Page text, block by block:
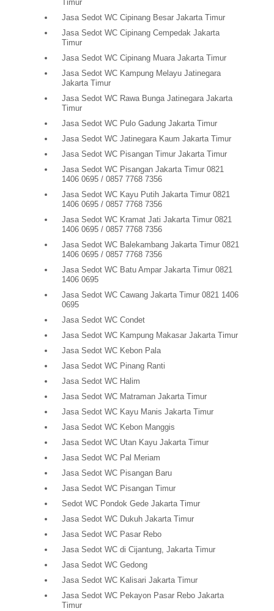
Timur
Jasa Sedot WC Cipinang Besar Jakarta Timur
Jasa Sedot WC Cipinang Cempedak Jakarta
Timur
Jasa Sedot WC Cipinang Muara Jakarta Timur
Jasa Sedot WC Kampung Melayu Jatinegara
Jakarta Timur
Jasa Sedot WC Rawa Bunga Jatinegara Jakarta
Timur
Jasa Sedot WC Pulo Gadung Jakarta Timur
Jasa Sedot WC Jatinegara Kaum Jakarta Timur
Jasa Sedot WC Pisangan Timur Jakarta Timur
Jasa Sedot WC Pisangan Jakarta Timur 0821
1406 0695 / 0857 7768 7356
Jasa Sedot WC Kayu Putih Jakarta Timur 0821
1406 0695 / 0857 7768 7356
Jasa Sedot WC Kramat Jati Jakarta Timur 0821
1406 0695 / 0857 7768 7356
Jasa Sedot WC Balekambang Jakarta Timur 0821
1406 0695 / 0857 7768 7356
Jasa Sedot WC Batu Ampar Jakarta Timur 0821
1406 0695
Jasa Sedot WC Cawang Jakarta Timur 0821 1406
0695
Jasa Sedot WC Condet
Jasa Sedot WC Kampung Makasar Jakarta Timur
Jasa Sedot WC Kebon Pala
Jasa Sedot WC Pinang Ranti
Jasa Sedot WC Halim
Jasa Sedot WC Matraman Jakarta Timur
Jasa Sedot WC Kayu Manis Jakarta Timur
Jasa Sedot WC Kebon Manggis
Jasa Sedot WC Utan Kayu Jakarta Timur
Jasa Sedot WC Pal Meriam
Jasa Sedot WC Pisangan Baru
Jasa Sedot WC Pisangan Timur
Sedot WC Pondok Gede Jakarta Timur
Jasa Sedot WC Dukuh Jakarta Timur
Jasa Sedot WC Pasar Rebo
Jasa Sedot WC di Cijantung, Jakarta Timur
Jasa Sedot WC Gedong
Jasa Sedot WC Kalisari Jakarta Timur
Jasa Sedot WC Pekayon Pasar Rebo Jakarta
Timur